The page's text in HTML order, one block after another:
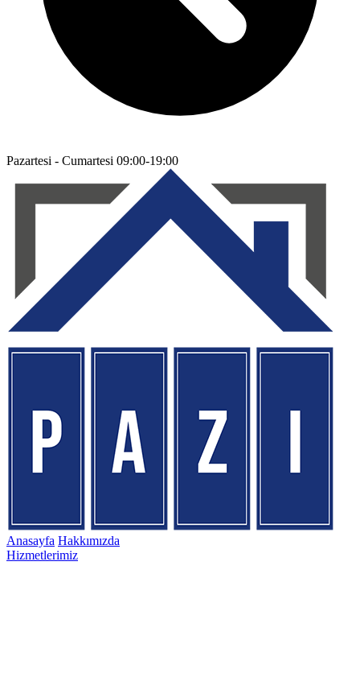
Pazartesi - Cumartesi 09:00-19:00
Anasayfa Hakkımızda
Hizmetlerimiz